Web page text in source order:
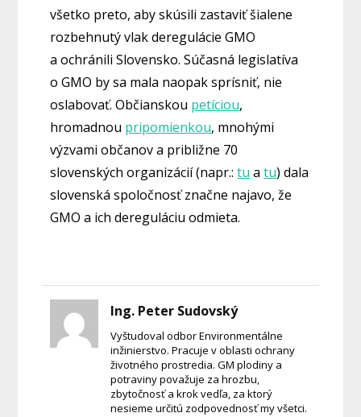
všetko preto, aby skúsili zastaviť šialene
rozbehnutý vlak deregulácie GMO
a ochránili Slovensko. Súčasná legislatíva
o GMO by sa mala naopak sprísniť, nie
oslabovať. Občianskou petíciou,
hromadnou pripomienkou, mnohými
výzvami občanov a približne 70
slovenských organizácií (napr.:tu atu) dala
slovenská spoločnosť značne najavo, že
GMO a ich dereguláciu odmieta.
Ing. Peter Sudovský
Vyštudoval odbor Environmentálne
inžinierstvo. Pracuje v oblasti ochrany
životného prostredia. GM plodiny a
potraviny považuje za hrozbu,
zbytočnosť a krok vedľa, za ktorý
nesieme určitú zodpovednosť my všetci.